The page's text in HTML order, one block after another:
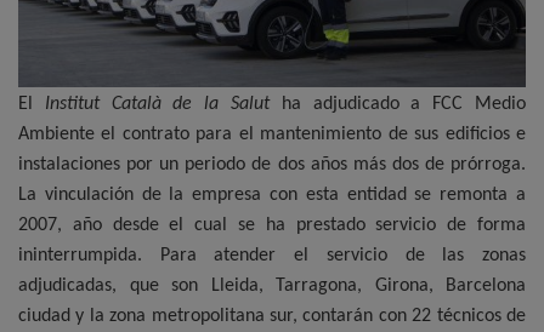
El Institut Català de la Salutha adjudicado a FCC Medio
Ambiente el contrato para el mantenimiento de sus edificios e
instalaciones por un periodo de dos años más dos de prórroga.
La vinculación de la empresa con esta entidad se remonta a
2007, año desde el cual se ha prestado servicio de forma
ininterrumpida. Para atender el servicio de las zonas
adjudicadas, que son Lleida, Tarragona, Girona, Barcelona
ciudad y la zona metropolitana sur, contarán con 22 técnicos de